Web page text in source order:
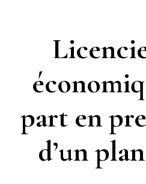
travail
peut-
être
un
part en
d’un